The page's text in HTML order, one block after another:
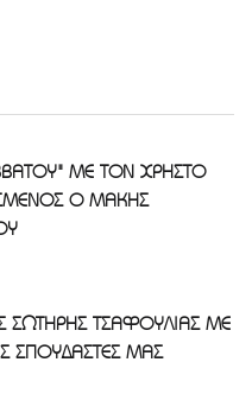
ΜΕ ΤΟΝ ΧΡΗΣΤΟ
Ο ΜΑΚΗΣ
ΣΩΤΗΡΗΣ ΤΣΑΦΟΥΛΙΑΣ ΜΕ
ΣΠΟΥΔΑΣΤΕΣ ΜΑΣ